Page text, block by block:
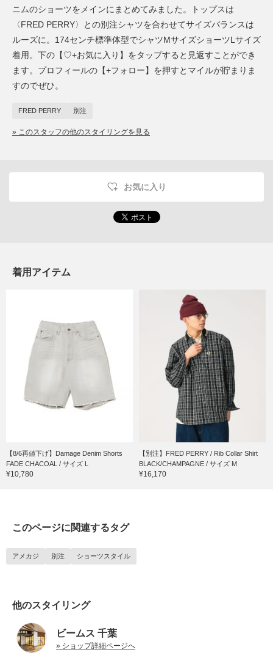
ニムのショーツをメインにまとめてみました。トップスは
〈FRED PERRY〉との別注シャツを合わせてサイズバランスは
ルーズに。174センチ標準体型でシャツMサイズショーツLサイズ
着用。下の【♡+お気に入り】をタップすると見返すことができ
ます。プロフィールの【+フォロー】を押すとマイルが貯まりま
すのでぜひ。
FRED PERRY 別注
» このスタッフの他のスタイリングを見る
お気に入り
着用アイテム
【8/6再値下げ】Damage Denim Shorts
FADE CHACOAL / サイズ L
¥10,780
【別注】FRED PERRY / Rib Collar Shirt
BLACK/CHAMPAGNE / サイズ M
¥16,170
このページに関連するタグ
アメカジ 別注 ショーツスタイル
他のスタイリング
ビームス 千葉
» ショップ詳細ページへ